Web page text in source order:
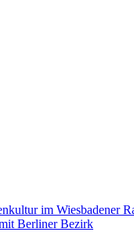
im Wiesbadener
Berliner Bezirk